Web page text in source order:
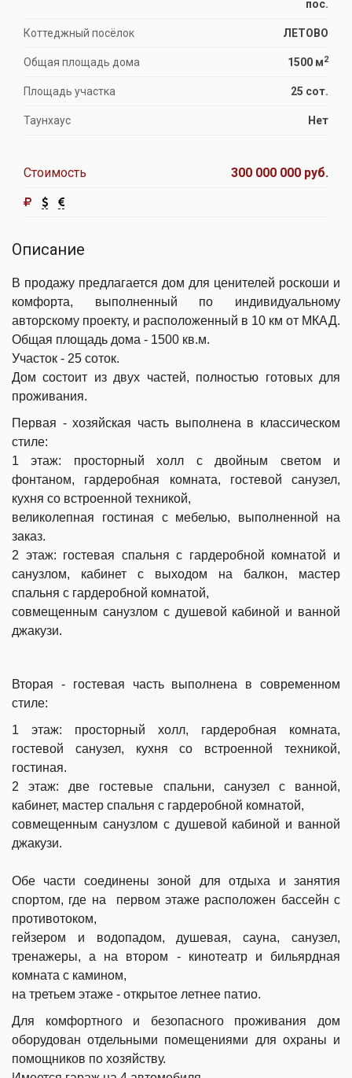
пос.
Коттеджный посёлок ЛЕТОВО
Общая площадь дома 1500 м2
Площадь участка 25 сот.
Таунхаус Нет
Стоимость 300 000 000 руб.
Описание
В продажу предлагается дом для ценителей роскоши и
комфорта, выполненный по индивидуальному
авторскому проекту, и расположенный в 10 км от МКАД.
Общая площадь дома - 1500 кв.м.
Участок - 25 соток.
Дом состоит из двух частей, полностью готовых для
проживания.
Первая - хозяйская часть выполнена в классическом
стиле:
1 этаж: просторный холл с двойным светом и
фонтаном, гардеробная комната, гостевой санузел,
кухня со встроенной техникой,
великолепная гостиная с мебелью, выполненной на
заказ.
2 этаж: гостевая спальня с гардеробной комнатой и
санузлом, кабинет с выходом на балкон, мастер
спальня с гардеробной комнатой,
совмещенным санузлом с душевой кабиной и ванной
джакузи.
Вторая - гостевая часть выполнена в современном
стиле:
1 этаж: просторный холл, гардеробная комната,
гостевой санузел, кухня со встроенной техникой,
гостиная.
2 этаж: две гостевые спальни, санузел с ванной,
кабинет, мастер спальня с гардеробной комнатой,
совмещенным санузлом с душевой кабиной и ванной
джакузи.
Обе части соединены зоной для отдыха и занятия
спортом, где на первом этаже расположен бассейн с
противотоком,
гейзером и водопадом, душевая, сауна, санузел,
тренажеры, а на втором - кинотеатр и бильярдная
комната с камином,
на третьем этаже - открытое летнее патио.
Для комфортного и безопасного проживания дом
оборудован отдельными помещениями для охраны и
помощников по хозяйству.